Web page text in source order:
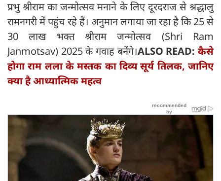
प्रभु श्रीराम का जन्मोत्सव मनाने के लिए दूरदराज से श्रद्धालु
रामनगरी में पहुंच रहे हैं। अनुमान लगाया जा रहा है कि 25 से
30 लाख भक्त श्रीराम जन्मोत्सव (Shri Ram
Janmotsav) 2025 के गवाह बनेंगे।ALSO READ:कैसे
होगा राम लला के मस्तक का दिव्य सूर्य तिलक, जानिए
क्या है आध्यात्मिक महत्व